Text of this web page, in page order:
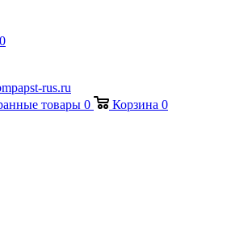
0
товары 0 Корзина 0